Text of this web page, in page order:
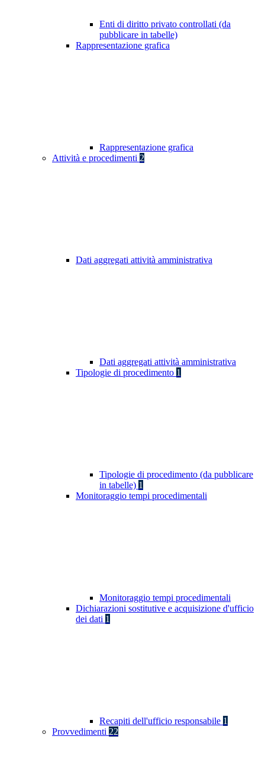
Enti di diritto privato controllati (da
pubblicare in tabelle)
Rappresentazione grafica
Rappresentazione grafica
Attività e procedimenti 2
Dati aggregati attività amministrativa
Dati aggregati attività amministrativa
Tipologie di procedimento 1
Tipologie di procedimento (da pubblicare
in tabelle) 1
Monitoraggio tempi procedimentali
Monitoraggio tempi procedimentali
Dichiarazioni sostitutive e acquisizione d'ufficio
dei dati 1
Recapiti dell'ufficio responsabile 1
Provvedimenti 22